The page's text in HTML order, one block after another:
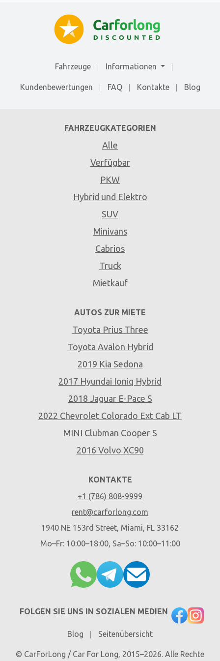
Fahrzeuge Informationen
Kundenbewertungen FAQ Kontakte Blog
FAHRZEUGKATEGORIEN
Alle
Verfügbar
PKW
Hybrid und Elektro
SUV
Minivans
Cabrios
Truck
Mietkauf
AUTOS ZUR MIETE
Toyota Prius Three
Toyota Avalon Hybrid
2019 Kia Sedona
2017 Hyundai Ioniq Hybrid
2018 Jaguar E-Pace S
2022 Chevrolet Colorado Ext Cab LT
MINI Clubman Cooper S
2016 Volvo XC90
KONTAKTE
+1 (786) 808-9999
rent@carforlong.com
1940 NE 153rd Street, Miami, FL 33162
Mo–Fr: 10:00–18:00, Sa–So: 10:00–11:00
FOLGEN SIE UNS IN SOZIALEN MEDIEN
Blog Seitenübersicht
© CarForLong / Car For Long, 2015–2026. Alle Rechte